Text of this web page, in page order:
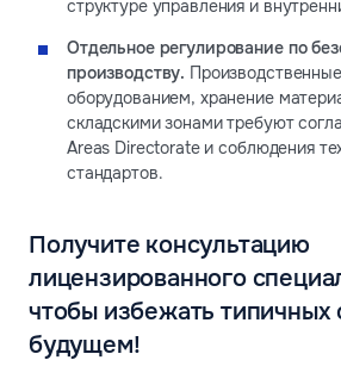
структуре управления и
Отдельное регулирование по
производству.
оборудованием, хранение
складскими зонами требуют
Areas Directorate и соблюдения
стандартов.
Получите консультацию
лицензированного
чтобы избежать типичных
будущем!